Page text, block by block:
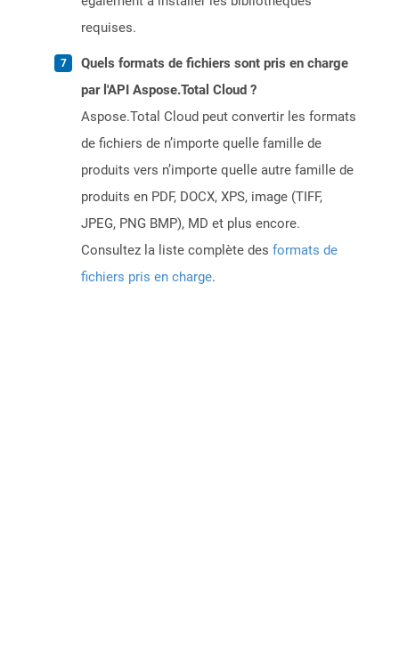
requises.
Quels formats de fichiers sont pris en charge
par l'API Aspose.Total Cloud ?
Aspose.Total Cloud peut convertir les formats
de fichiers de n’importe quelle famille de
produits vers n’importe quelle autre famille de
produits en PDF, DOCX, XPS, image (TIFF,
JPEG, PNG BMP), MD et plus encore.
Consultez la liste complète des formats de
fichiers pris en charge.